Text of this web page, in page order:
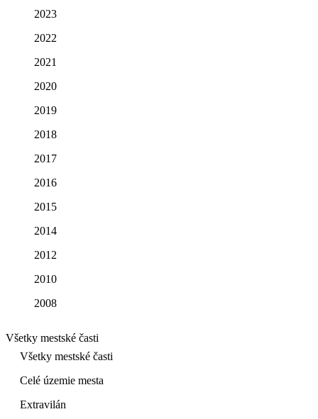
2023
2022
2021
2020
2019
2018
2017
2016
2015
2014
2012
2010
2008
Všetky mestské časti
Všetky mestské časti
Celé územie mesta
Extravilán